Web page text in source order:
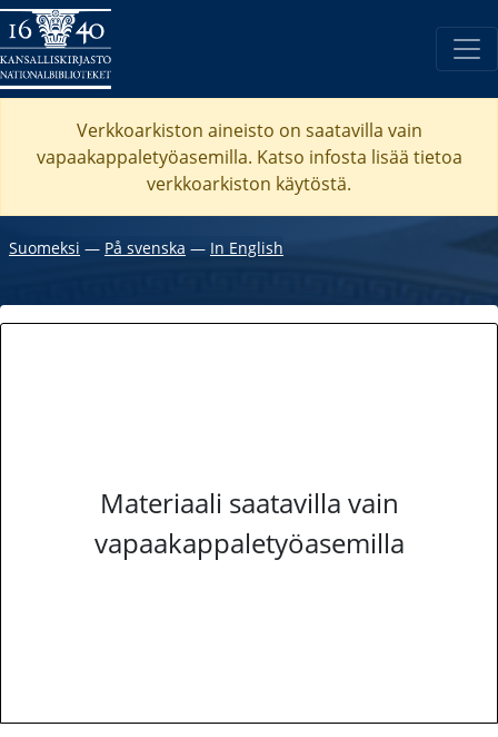
Verkkoarkiston aineisto on saatavilla vain
vapaakappaletyöasemilla. Katso infosta lisää tietoa
verkkoarkiston käytöstä.
Suomeksi ― På svenska ― In English
Materiaali saatavilla vain
vapaakappaletyöasemilla